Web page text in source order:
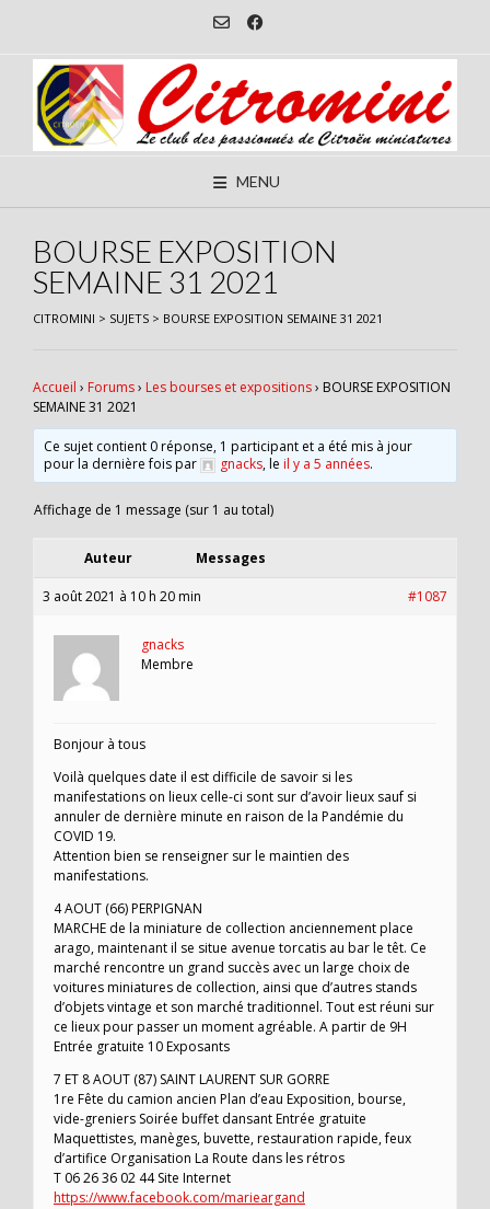
content
MENU
BOURSE EXPOSITION
SEMAINE 31 2021
CITROMINI > SUJETS > BOURSE EXPOSITION SEMAINE 31 2021
Accueil › Forums› Les bourses et expositions› BOURSE EXPOSITION
SEMAINE 31 2021
Ce sujet contient 0 réponse, 1 participant et a été mis à jour
pour la dernière fois par
gnacks, leil y a 5 années.
Affichage de 1 message (sur 1 au total)
Auteur Messages
3 août 2021 à 10 h 20 min #1087
gnacks
Membre
Bonjour à tous
Voilà quelques date il est difficile de savoir si les
manifestations on lieux celle-ci sont sur d’avoir lieux sauf si
annuler de dernière minute en raison de la Pandémie du
COVID 19.
Attention bien se renseigner sur le maintien des
manifestations.
4 AOUT (66) PERPIGNAN
MARCHE de la miniature de collection anciennement place
arago, maintenant il se situe avenue torcatis au bar le têt. Ce
marché rencontre un grand succès avec un large choix de
voitures miniatures de collection, ainsi que d’autres stands
d’objets vintage et son marché traditionnel. Tout est réuni sur
ce lieux pour passer un moment agréable. A partir de 9H
Entrée gratuite 10 Exposants
7 ET 8 AOUT (87) SAINT LAURENT SUR GORRE
1re Fête du camion ancien Plan d’eau Exposition, bourse,
vide-greniers Soirée buffet dansant Entrée gratuite
Maquettistes, manèges, buvette, restauration rapide, feux
d’artifice Organisation La Route dans les rétros
T 06 26 36 02 44 Site Internet
https://www.facebook.com/marieargand